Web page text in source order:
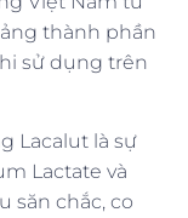
thành phần
sử dụng trên
Lacalut là sự
Lactate và
săn chắc, co